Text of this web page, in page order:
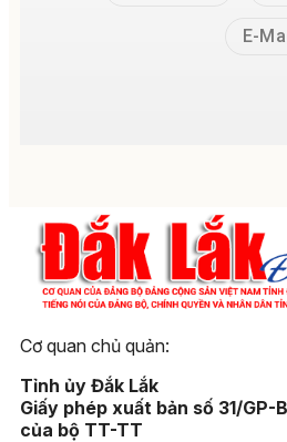
E-
Cơ quan chủ quản:
Tỉnh ủy Đắk Lắk
Giấy phép xuất bản số 31/
của bộ TT-TT